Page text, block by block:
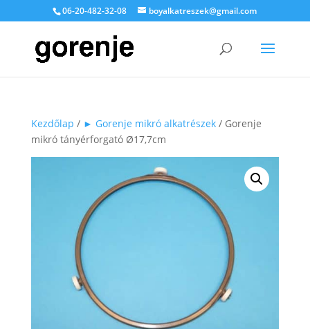
06-20-482-32-08 boyalkatreszek@gmail.com
Kezdőlap / ► Gorenje mikró alkatrészek/ Gorenje
mikró tányérforgató Ø17,7cm